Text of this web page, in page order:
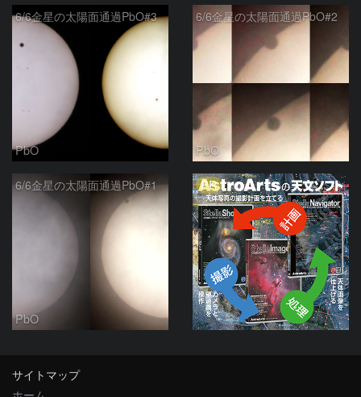
6/6金星の太陽面通過PbO#3
PbO
6/6金星の太陽面通過PbO#2
PbO
6/6金星の太陽面通過PbO#1
PbO
PR
サイトマップ